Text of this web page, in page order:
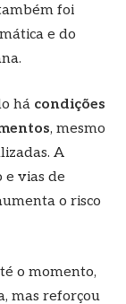
foi
e do
há condições
, mesmo
A
e vias de
o risco
o momento,
mas reforçou